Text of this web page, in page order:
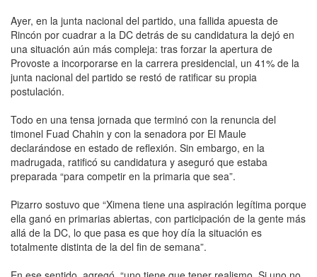
Ayer, en la junta nacional del partido, una fallida apuesta de
Rincón por cuadrar a la DC detrás de su candidatura la dejó en
una situación aún más compleja: tras forzar la apertura de
Provoste a incorporarse en la carrera presidencial, un 41% de la
junta nacional del partido se restó de ratificar su propia
postulación.
Todo en una tensa jornada que terminó con la renuncia del
timonel Fuad Chahin y con la senadora por El Maule
declarándose en estado de reflexión. Sin embargo, en la
madrugada, ratificó su candidatura y aseguró que estaba
preparada “para competir en la primaria que sea”.
Pizarro sostuvo que “Ximena tiene una aspiración legítima porque
ella ganó en primarias abiertas, con participación de la gente más
allá de la DC, lo que pasa es que hoy día la situación es
totalmente distinta de la del fin de semana”.